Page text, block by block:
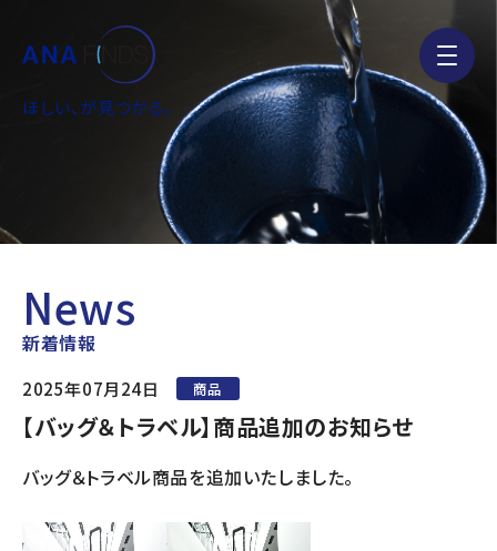
ほしい、が見つかる。
News
新着情報
2025年07月24日 商品
【バッグ＆トラベル】商品追加のお知らせ
バッグ＆トラベル商品を追加いたしました。